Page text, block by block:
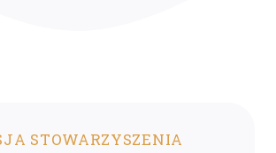
STOWARZYSZENIA